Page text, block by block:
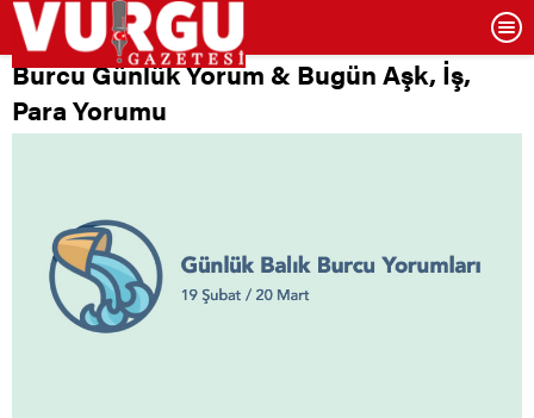
Burcu Günlük Yorum & Bugün Aşk, İş,
Para Yorumu